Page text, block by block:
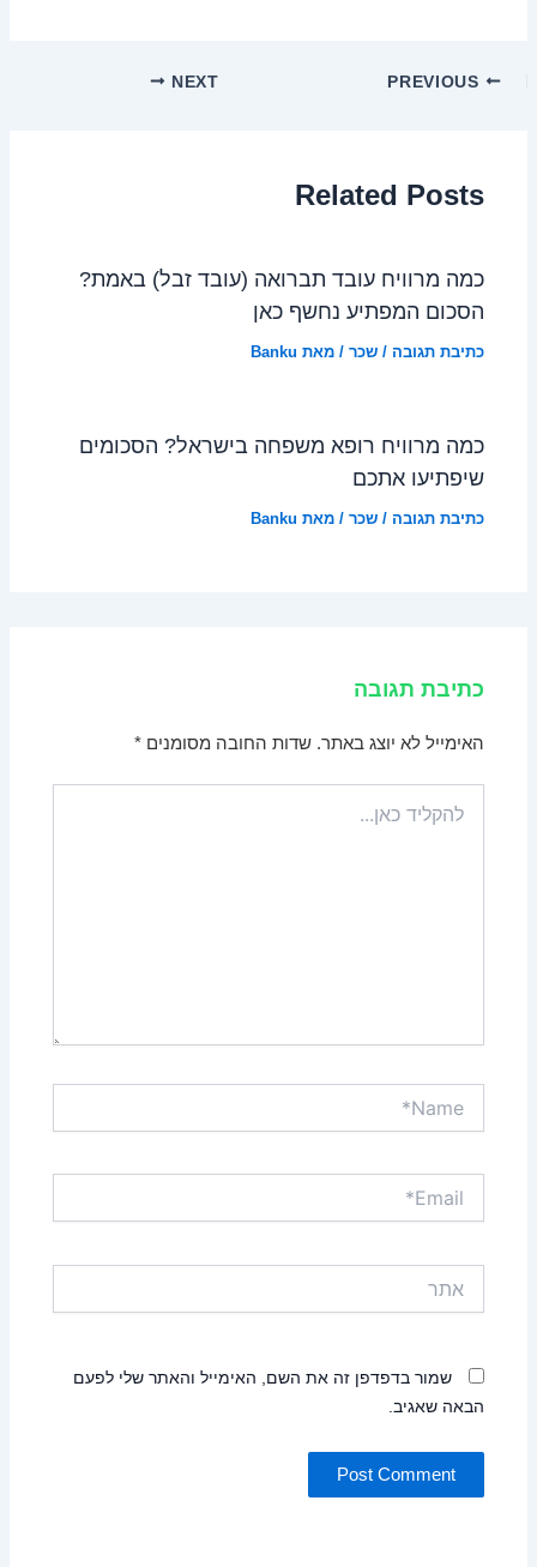
NEXT
Related Posts
כמה מרוויח עובד תברואה (עובד זבל) באמת?
הסכום המפתיע נחשף כאן
כתיבת תגובה /שכר / מאת Banku
כמה מרוויח רופא משפחה בישראל? הסכומים
שיפתיעו אתכם
כתיבת תגובה /שכר / מאת Banku
כתיבת תגובה
האימייל לא יוצג באתר. שדות החובה מסומנים*
כאן...
שמור בדפדפן זה את השם, האימייל והאתר שלי לפעם
הבאה שאגיב.